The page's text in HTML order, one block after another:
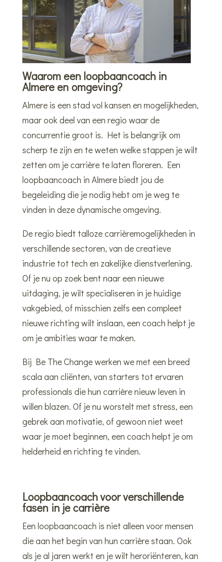
Waarom een loopbaancoach in
Almere en omgeving?
Almere is een stad vol kansen en mogelijkheden,
maar ook deel van een regio waar de
concurrentie groot is. Het is belangrijk om
scherp te zijn en te weten welke stappen je wilt
zetten om je carrière te laten floreren. Een
loopbaancoach in Almere biedt jou de
begeleiding die je nodig hebt om je weg te
vinden in deze dynamische omgeving.
De regio biedt talloze carrièremogelijkheden in
verschillende sectoren, van de creatieve
industrie tot tech en zakelijke dienstverlening.
Of je nu op zoek bent naar een nieuwe
uitdaging, je wilt specialiseren in je huidige
vakgebied, of misschien zelfs een compleet
nieuwe richting wilt inslaan, een coach helpt je
om je ambities waar te maken.
Bij Be The Change werken we met een breed
scala aan cliënten, van starters tot ervaren
professionals die hun carrière nieuw leven in
willen blazen. Of je nu worstelt met stress, een
gebrek aan motivatie, of gewoon niet weet
waar je moet beginnen, een coach helpt je om
helderheid en richting te vinden.
Loopbaancoach voor verschillende
fasen in je carrière
Een loopbaancoach is niet alleen voor mensen
die aan het begin van hun carrière staan. Ook
als je al jaren werkt en je wilt heroriënteren, kan